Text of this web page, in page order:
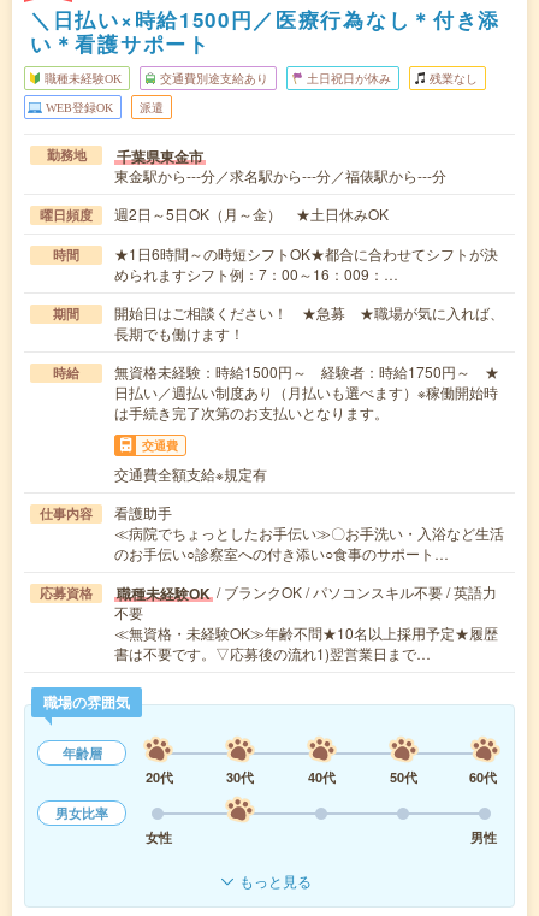
＼日払い×時給1500円／医療行為なし＊付き添
い＊看護サポート
職種未経験OK 交通費別途支給あり 土日祝日が休み 残業なし
WEB登録OK 派遣
勤務地 千葉県東金市
東金駅から---分／求名駅から---分／福俵駅から---分
曜日頻度 週2日～5日OK（月～金） ★土日休みOK
時間
★1日6時間～の時短シフトOK★都合に合わせてシフトが決
められますシフト例：7：00～16：009：…
期間
開始日はご相談ください！ ★急募 ★職場が気に入れば、
長期でも働けます！
時給
無資格未経験：時給1500円～ 経験者：時給1750円～ ★
日払い／週払い制度あり（月払いも選べます）※稼働開始時
は手続き完了次第のお支払いとなります。
交通費
交通費全額支給※規定有
仕事内容
看護助手
≪病院でちょっとしたお手伝い≫〇お手洗い・入浴など生活
のお手伝い○診察室への付き添い○食事のサポート…
応募資格 職種未経験OK / ブランクOK / パソコンスキル不要 / 英語力
不要
≪無資格・未経験OK≫年齢不問★10名以上採用予定★履歴
書は不要です。▽応募後の流れ1)翌営業日まで…
職場の雰囲気
年齢層
20代
30代 40代 50代
60代
男女比率
女性
男性
もっと見る